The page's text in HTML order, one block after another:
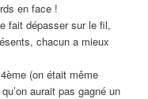
en face !
fait dépasser sur le fil,
chacun a mieux
(on était même
aurait pas gagné un